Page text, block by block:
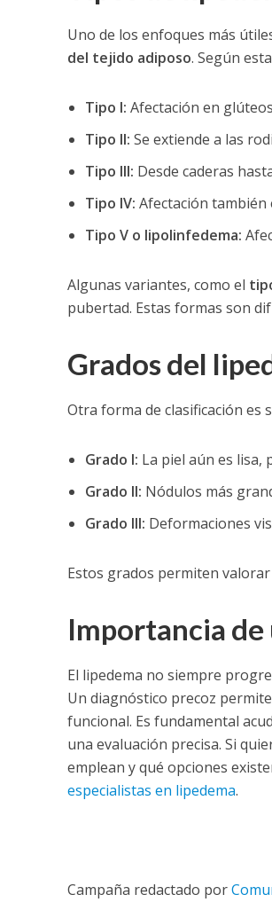
Uno de los enfoques más
del tejido adiposo. Según
Tipo I: Afectación en
Tipo II: Se extiende a las
Tipo III: Desde caderas
Tipo IV: Afectación también
Tipo V o lipolinfedema:
Algunas variantes, como el
pubertad. Estas formas son
Grados del
Otra forma de clasificación es
Grado I: La piel aún es lisa,
Grado II: Nódulos más
Grado III: Deformaciones
Estos grados permiten
Importancia
El lipedema no siempre
Un diagnóstico precoz
funcional. Es fundamental
una evaluación precisa. Si
emplean y qué opciones
especialistas en lipedema.
Campaña redactado por